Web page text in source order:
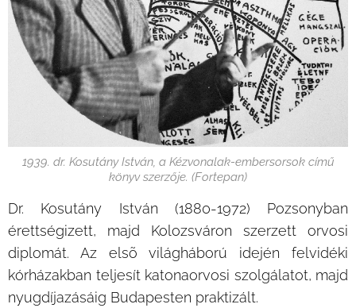
1939. dr. Kosutány István, a Kézvonalak-embersorsok című
könyv szerzője. (Fortepan)
Dr. Kosutány István (1880-1972) Pozsonyban
érettségizett, majd Kolozsváron szerzett orvosi
diplomát. Az elsõ világháború idején felvidéki
kórházakban teljesít katonaorvosi szolgálatot, majd
nyugdíjazásáig Budapesten praktizált.